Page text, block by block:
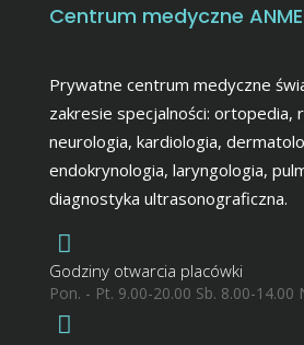
Centrum medyczne
Prywatne centrum medyczne
zakresie specjalności: ortopedia,
neurologia, kardiologia,
endokrynologia, laryngologia,
diagnostyka ultrasonograficzna.
Godziny otwarcia placówki
Pon. - Pt. 9.00-20.00 Sb. 8.00-14.00